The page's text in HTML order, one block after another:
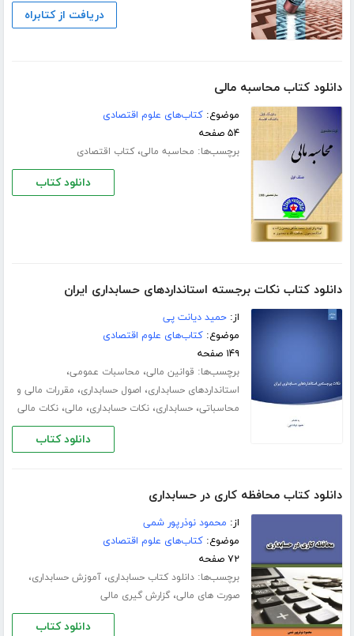
دریافت از کتابراه
دانلود کتاب محاسبه مالی
موضوع:کتاب‌های علوم اقتصادی
۵۴ صفحه
برچسب‌ها: محاسبه مالی،کتاب اقتصادی
دانلود کتاب
دانلود کتاب نکات برجسته استانداردهای حسابداری ایران
از:حمید دیانت پی
موضوع:کتاب‌های علوم اقتصادی
۱۴۹ صفحه
برچسب‌ها: قوانین مالی، محاسبات عمومی،
استانداردهای حسابداری، اصول حسابداری، مقررات مالی و
محاسباتی،حسابداری،نکات حسابداری، مالی،نکات مالی
دانلود کتاب
دانلود کتاب محافظه کاری در حسابداری
از: محمود نوذرپور شمی
موضوع:کتاب‌های علوم اقتصادی
۷۲ صفحه
برچسب‌ها:دانلود کتاب حسابداری،آموزش حسابداری،
صورت های مالی،گزارش گیری مالی
دانلود کتاب